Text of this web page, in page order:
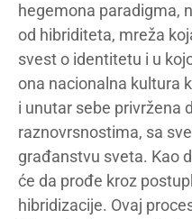
hegemona paradigma,
od hibriditeta, mreža
svest o identitetu i u
ona nacionalna kultura
i unutar sebe privržena
raznovrsnostima, sa
građanstvu sveta. Kao
će da prođe kroz
hibridizacije. Ovaj